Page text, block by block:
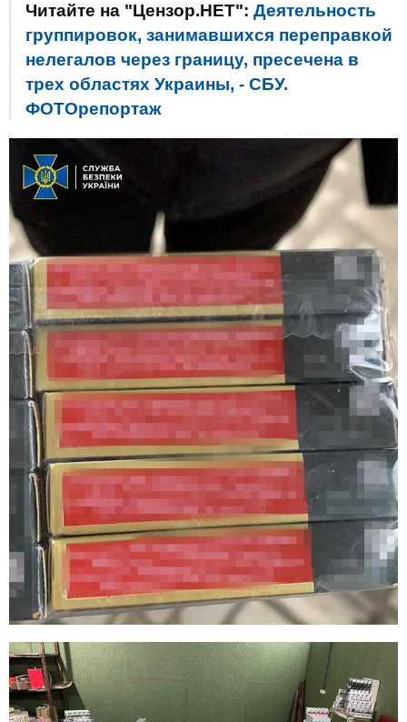
Читайте на "Цензор.НЕТ": Деятельность
группировок, занимавшихся переправкой
нелегалов через границу, пресечена в
трех областях Украины, - СБУ.
ФОТОрепортаж